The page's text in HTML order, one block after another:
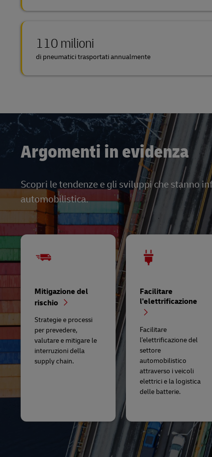
110 milioni
di pneumatici trasportati annualmente
Argomenti in evidenza
Scopri le tendenze e gli sviluppi che stanno
automobilistica.
Mitigazione del
rischio
Strategie e processi
per prevedere,
valutare e mitigare le
interruzioni della
supply chain.
Facilitare
l'elettrificazione
Facilitare
l'elettrificazione del
settore
automobilistico
attraverso i veicoli
elettrici e la logistica
delle batterie.